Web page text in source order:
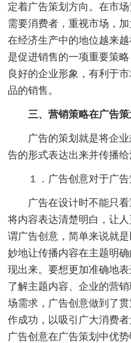
定着广告策划方向。在市
需要消费者，重视市场，
在经济生产中的地位越来
是促进销售的一项重要策
良好的企业形象，有利于
品的销售。
三、营销策略在广告
广告的策划就是将企业
告的形式表达出来并传播给
１．广告创意对于广告
广告在设计时不能只看
将内容表达清楚明白，让
谓广告创意，简单来说就
妙地让传播内容在主题明
现出来。要想更加准确地
了解主题内容、企业的营
场需求，广告创意做到了
作成功，以吸引广大消费
广告创意在广告策划中优